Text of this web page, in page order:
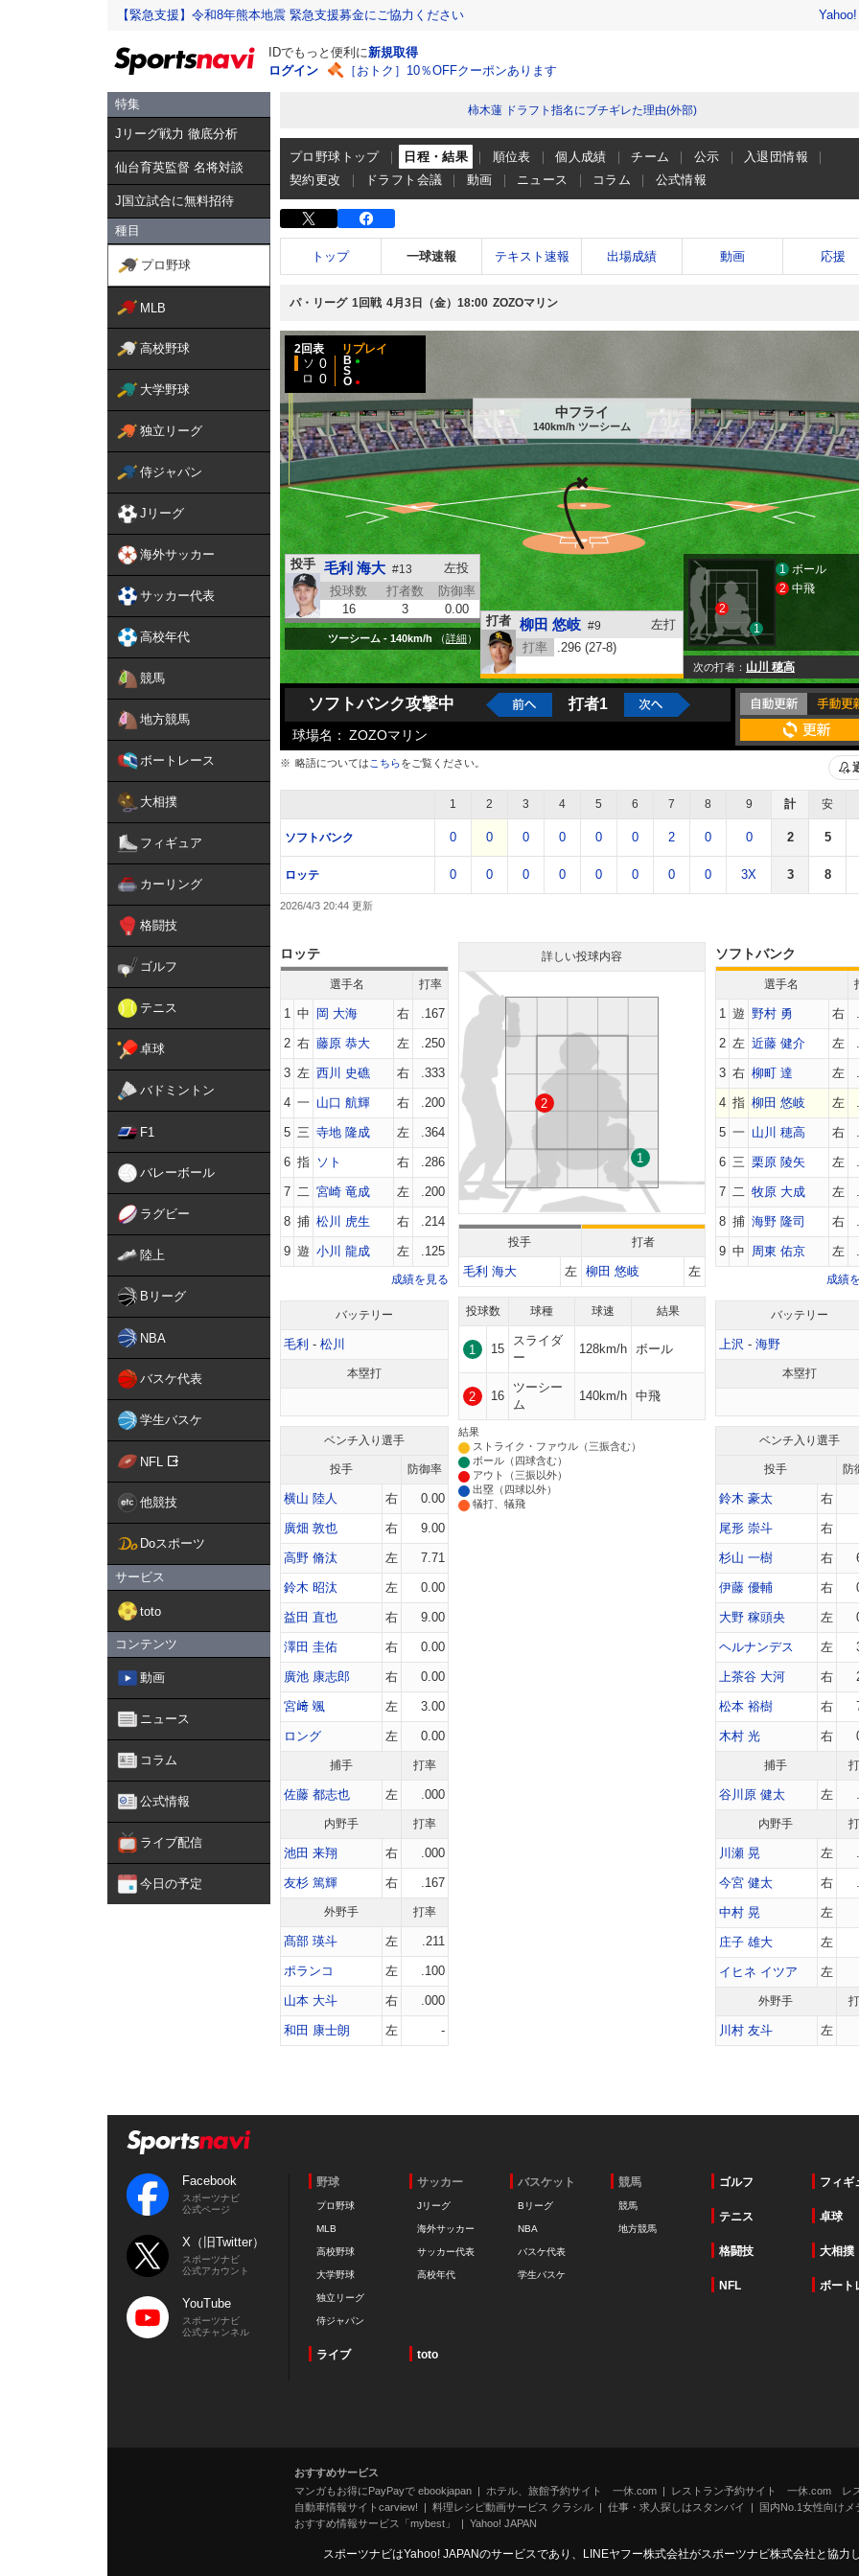
【緊急支援】令和8年熊本地震 緊急支援募金にご協力ください
IDでもっと便利に新規取得
ログイン
［おトク］10％OFFクーポンあります
特集
Jリーグ戦力 徹底分析
仙台育英監督 名将対談
J国立試合に無料招待
種目
プロ野球
MLB
高校野球
大学野球
独立リーグ
侍ジャパン
Jリーグ
海外サッカー
サッカー代表
高校年代
競馬
地方競馬
ボートレース
大相撲
フィギュア
カーリング
格闘技
ゴルフ
テニス
卓球
バドミントン
F1
バレーボール
ラグビー
陸上
Bリーグ
NBA
バスケ代表
学生バスケ
NFL
他競技
Doスポーツ
サービス
toto
コンテンツ
動画
ニュース
コラム
公式情報
ライブ配信
今日の予定
柿木蓮 ドラフト指名にブチギレた理由(外部)
プロ野球トップ 日程・結果 順位表 個人成績 チーム 公示
入退団情報
契約更改
ドラフト会議 動画 ニュース コラム 公式情報
トップ 一球速報 テキスト速報 出場成績 動画 応援
パ・リーグ 1回戦 4月3日（金） 18:00 ZOZOマリン
2回表
リプレイ
ソ 0
ロ 0
B ●
S
O ●
中フライ
140km/h ツーシーム
投手 毛利 海大 #13
左投
投球数
打者数
防御率
16
3 0.00
ツーシーム - 140km/h （詳細）
打者 柳田 悠岐 #9
左打
打率
.296 (27-8)
1
2
1 ボール
2 中飛
次の打者 山川 穂高
ソフトバンク攻撃中 打者1
球場名： ZOZOマリン
略語については こちらをご覧ください。
1 2 3 4 5 6 7 8 9 計 安
ソフトバンク 0 0 0 0 0 0 2 0 0 2 5
ロッテ 0 0 0 0 0 0 0 0 3X 3 8
2026/4/3 20:44
ロッテ
選手名 打率
1 中 岡 大海 右 .167
2 右 藤原 恭大 左 .250
3 左 西川 史礁 右 .333
4 一 山口 航輝 右 .200
5 三 寺地 隆成 左 .364
6 指 ソト 右 .286
7 二 宮崎 竜成 左 .200
8 捕 松川 虎生 右 .214
9 遊 小川 龍成 左 .125
成績を見る
バッテリー
毛利 - 松川
本塁打
ベンチ入り選手
投手 防御率
横山 陸人 右 0.00
廣畑 敦也 右 9.00
高野 脩汰 左 7.71
鈴木 昭汰 左 0.00
益田 直也 右 9.00
澤田 圭佑 右 0.00
廣池 康志郎 右 0.00
宮﨑 颯 左 3.00
ロング 左 0.00
捕手 打率
佐藤 都志也 左 .000
内野手 打率
池田 来翔 右 .000
友杉 篤輝 右 .167
外野手 打率
髙部 瑛斗 左 .211
ポランコ 左 .100
山本 大斗 右 .000
和田 康士朗 左 -
詳しい投球内容
1
2
投手 打者
毛利 海大 左 柳田 悠岐 左
投球数 球種 球速 結果
1 15
スライダ
ー
128km/h ボール
2 16
ツーシー
ム
140km/h 中飛
結果
ストライク・ファウル（三振含む）
ボール（四球含む）
アウト（三振以外）
出塁（四球以外）
犠打、犠飛
ソフトバンク
選手名
1 遊 野村 勇 右
2 左 近藤 健介 左
3 右 柳町 達 左
4 指 柳田 悠岐 左
5 一 山川 穂高 右
6 三 栗原 陵矢 左
7 二 牧原 大成 左
8 捕 海野 隆司 右
9 中 周東 佑京 左
成績
バッテリー
上沢 - 海野
本塁打
ベンチ入り選手
投手 防
鈴木 豪太 右
尾形 崇斗 右
杉山 一樹 右
伊藤 優輔 右
大野 稼頭央 左
ヘルナンデス 左
上茶谷 大河 右
松本 裕樹 右
木村 光 右
捕手
谷川原 健太 左
内野手
川瀬 晃 左
今宮 健太 右
中村 晃 左
庄子 雄大 左
イヒネ イツア 左
外野手
川村 友斗 左
Facebook
スポーツナビ
公式ページ
X（旧Twitter）
スポーツナビ
公式アカウント
YouTube
スポーツナビ
公式チャンネル
野球
プロ野球
MLB
高校野球
大学野球
独立リーグ
侍ジャパン
サッカー
Jリーグ
海外サッカー
サッカー代表
高校年代
バスケット
Bリーグ
NBA
バスケ代表
学生バスケ
競馬
競馬
地方競馬
ゴルフ フィギ
テニス 卓球
格闘技 大相撲
NFL ボート
ライブ toto
おすすめサービス
マンガもお得にPayPayで ebookjapan
ホテル、旅館予約サイト 一休.com
レストラン予約サイト 一休.com レ
自動車情報サイトcarview!
料理レシピ動画サービス クラシル 仕事・求人探しはスタンバイ
国内No.1女性向けメ
おすすめ情報サービス「mybest」
Yahoo! JAPAN
スポーツナビはYahoo! JAPANのサービスであり、LINEヤフー株式会社がスポーツナビ株式会社と協力